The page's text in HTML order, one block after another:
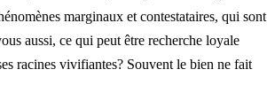
marginaux et contestataires, qui sont
aussi, ce qui peut être recherche loyale
racines vivifiantes? Souvent le bien ne fait